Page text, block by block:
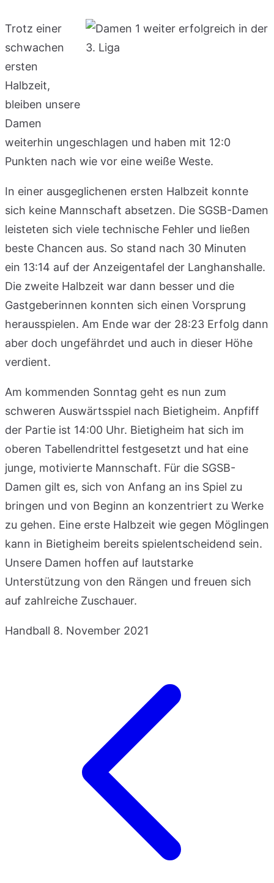
Trotz einer
schwachen
ersten
Halbzeit,
bleiben unsere
Damen
weiterhin ungeschlagen und haben mit 12:0
Punkten nach wie vor eine weiße Weste.
In einer ausgeglichenen ersten Halbzeit konnte
sich keine Mannschaft absetzen. Die SGSB-Damen
leisteten sich viele technische Fehler und ließen
beste Chancen aus. So stand nach 30 Minuten
ein 13:14 auf der Anzeigentafel der Langhanshalle.
Die zweite Halbzeit war dann besser und die
Gastgeberinnen konnten sich einen Vorsprung
herausspielen. Am Ende war der 28:23 Erfolg dann
aber doch ungefährdet und auch in dieser Höhe
verdient.
Am kommenden Sonntag geht es nun zum
schweren Auswärtsspiel nach Bietigheim. Anpfiff
der Partie ist 14:00 Uhr. Bietigheim hat sich im
oberen Tabellendrittel festgesetzt und hat eine
junge, motivierte Mannschaft. Für die SGSB-
Damen gilt es, sich von Anfang an ins Spiel zu
bringen und von Beginn an konzentriert zu Werke
zu gehen. Eine erste Halbzeit wie gegen Möglingen
kann in Bietigheim bereits spielentscheidend sein.
Unsere Damen hoffen auf lautstarke
Unterstützung von den Rängen und freuen sich
auf zahlreiche Zuschauer.
Handball 8. November 2021